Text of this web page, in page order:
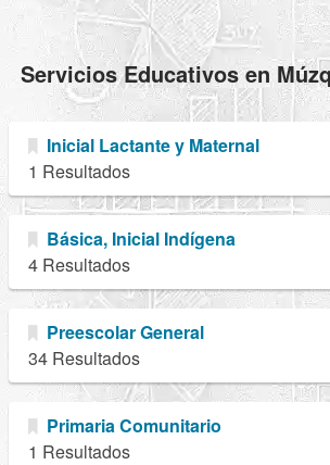
Servicios Educativos en
Inicial Lactante y Maternal
1 Resultados
Básica, Inicial Indígena
4 Resultados
Preescolar General
34 Resultados
Primaria Comunitario
1 Resultados